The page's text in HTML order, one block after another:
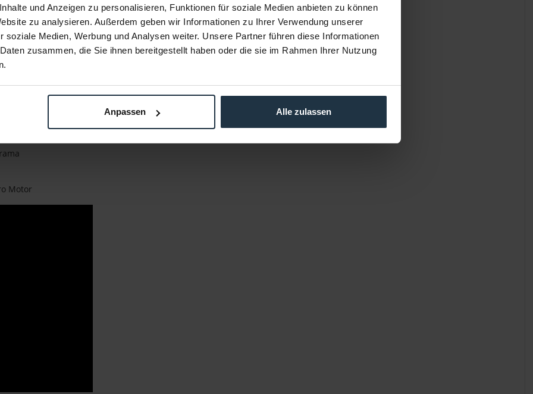
und Anzeigen zu personalisieren, Funktionen für soziale Medien anbieten zu können
zu analysieren. Außerdem geben wir Informationen zu Ihrer Verwendung unserer
soziale Medien, Werbung und Analysen weiter. Unsere Partner führen diese Informationen
zusammen, die Sie ihnen bereitgestellt haben oder die sie im Rahmen Ihrer Nutzung
Anpassen Alle zulassen
von den angewandten Einstellungen)
(360° Drehung / Portrait / individuell))
Fokus, Blende, ISO, Gimbal-Bewegung)
Arca Swiss
Motor